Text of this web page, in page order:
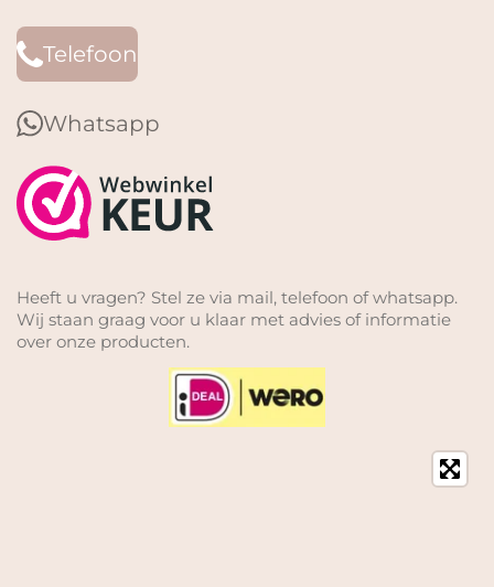
Telefoon
Whatsapp
Heeft u vragen? Stel ze via mail, telefoon of whatsapp.
Wij staan graag voor u klaar met advies of informatie
over onze producten.